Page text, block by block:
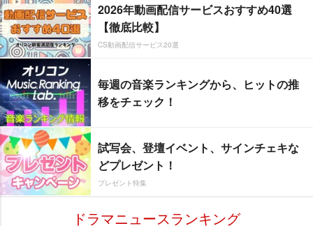
2026年動画配信サービスおすすめ40選
【徹底比較】
CS動画配信サービス20選
毎週の音楽ランキングから、ヒットの推
移をチェック！
試写会、登壇イベント、サインチェキな
どプレゼント！
プレゼント特集
ドラマニュースランキング